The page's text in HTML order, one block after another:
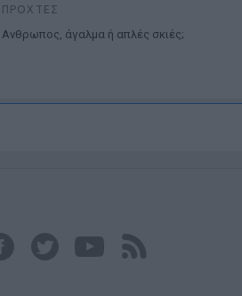
ΠΡΟΧΤΈΣ
Ανθρωπος, άγαλμα ή απλές σκιές;